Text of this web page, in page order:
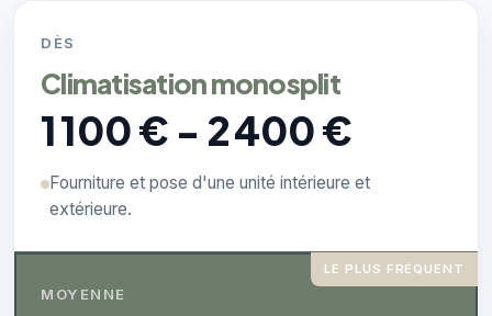
DÈS
Climatisation monosplit
1 100 € - 2 400 €
Fourniture et pose d'une unité intérieure et
extérieure.
LE PLUS FRÉQUENT
MOYENNE